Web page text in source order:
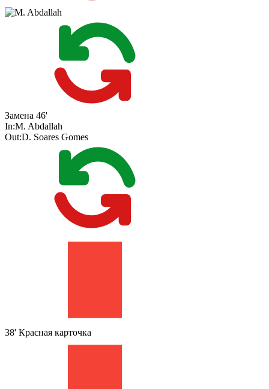
Замена 46'
In:M. Abdallah
Out:D. Soares Gomes
38' Красная карточка